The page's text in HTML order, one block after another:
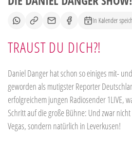
In Kalender
TRAUST DU DICH?!
Daniel Danger hat schon so einiges mit-
geworden als mutigster Reporter
erfolgreichem jungen Radiosender 1LIVE,
Schritt auf die große Bühne: Und zwar
Vegas, sondern natürlich in Leverkusen!